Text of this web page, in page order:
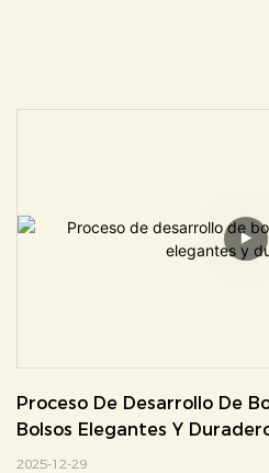
Proceso De Desarrollo De
Bolsos Elegantes Y
2025-12-29